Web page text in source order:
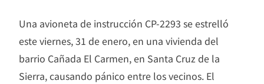
Una avioneta de instrucción CP-2293 se estrelló
este viernes, 31 de enero, en una vivienda del
barrio Cañada El Carmen, en Santa Cruz de la
Sierra, causando pánico entre los vecinos. El